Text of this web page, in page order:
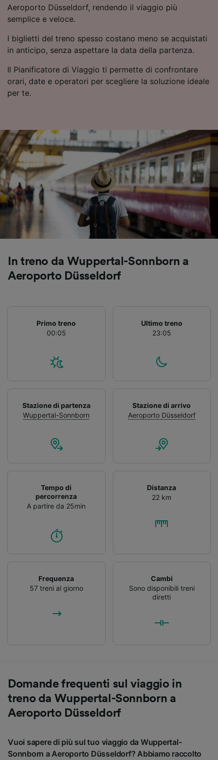
Aeroporto Düsseldorf, rendendo il viaggio più
semplice e veloce.
I biglietti del treno spesso costano meno se acquistati
in anticipo, senza aspettare la data della partenza.
Il Pianificatore di Viaggio ti permette di confrontare
orari, date e operatori per scegliere la soluzione ideale
per te.
In treno da Wuppertal-Sonnborn a
Aeroporto Düsseldorf
Primo treno
00:05
Ultimo treno
23:05
Stazione di partenza
Wuppertal-Sonnborn
Stazione di arrivo
Aeroporto Düsseldorf
Tempo di
percorrenza
A partire da 25min
Distanza
22 km
Frequenza
57 treni al giorno
Cambi
Sono disponibili treni
diretti
Domande frequenti sul viaggio in
treno da Wuppertal-Sonnborn a
Aeroporto Düsseldorf
Vuoi sapere di più sul tuo viaggio da Wuppertal-
Sonnborn a Aeroporto Düsseldorf? Abbiamo raccolto
dati non verranno usati a scopi di
tracciamento se non ci hai fornito il consenso
Noi e i nostri partner trattiamo i dati per
Utilizzare dati di geolocalizzazione precisi.
Scansione attiva delle caratteristiche del
dispositivo ai fini dell’identificazione.
Archiviare informazioni su dispositivo e/o
dei contenuti e degli annunci, ricerche sul
pubblico, sviluppo di servizi.
Elenco dei partner (fornitori)